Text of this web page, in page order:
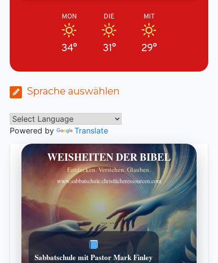
MON
34°
DIE
31°
MIT
29°
Sprache auswählen
Powered by Translate
WEISHEITEN DER BIBEL
Entdecken. Verstehen. Glauben.
www.sabbatschule.christlicheressourcen.com
```
Sabbatschule mit Pastor Mark Finley
```